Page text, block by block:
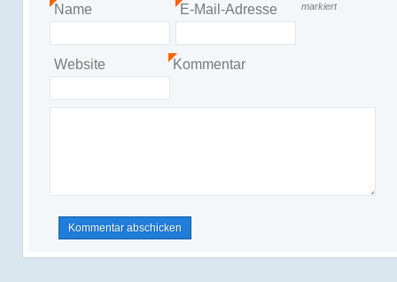
markiert
Name
*
E-Mail-Adresse
*
Website Kommentar
*